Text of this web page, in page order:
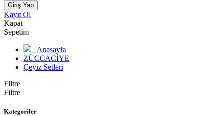
Giriş Yap
Kayıt Ol
Kapat
Sepetim
Anasayfa
ZÜCCACİYE
Çeyiz Setleri
Filtre
Filtre
Kategoriler